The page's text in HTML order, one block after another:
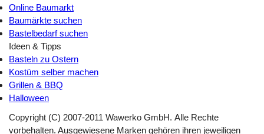
Online Baumarkt
Baumärkte suchen
Bastelbedarf suchen
Ideen & Tipps
Basteln zu Ostern
Kostüm selber machen
Grillen & BBQ
Halloween
Copyright (C) 2007-2011 Wawerko GmbH. Alle Rechte
vorbehalten. Ausgewiesene Marken gehören ihren jeweiligen